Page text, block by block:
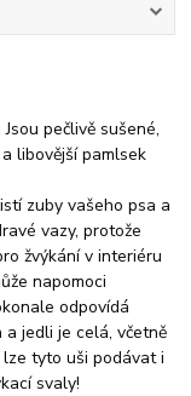
pečlivě sušené,
libovější pamlsek
zuby vašeho psa a
vazy, protože
žvýkání v interiéru
napomoci
odpovídá
jedli je celá, včetně
tyto uši podávat i
svaly!